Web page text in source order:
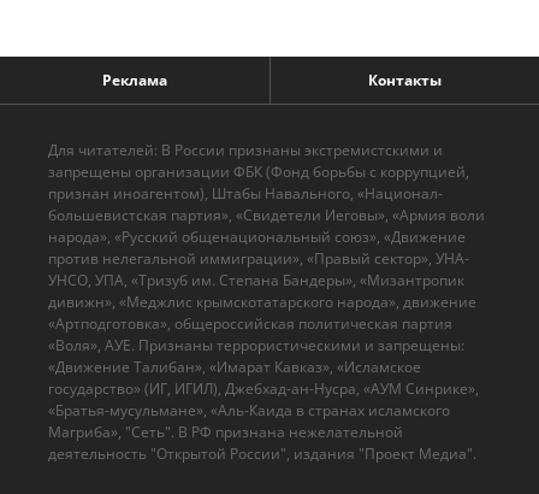
Реклама Контакты
Для читателей: В России признаны экстремистскими и
запрещены организации ФБК (Фонд борьбы с коррупцией,
признан иноагентом), Штабы Навального, «Национал-
большевистская партия», «Свидетели Иеговы», «Армия воли
народа», «Русский общенациональный союз», «Движение
против нелегальной иммиграции», «Правый сектор», УНА-
УНСО, УПА, «Тризуб им. Степана Бандеры», «Мизантропик
дивижн», «Меджлис крымскотатарского народа», движение
«Артподготовка», общероссийская политическая партия
«Воля», АУЕ. Признаны террористическими и запрещены:
«Движение Талибан», «Имарат Кавказ», «Исламское
государство» (ИГ, ИГИЛ), Джебхад-ан-Нусра, «АУМ Синрике»,
«Братья-мусульмане», «Аль-Каида в странах исламского
Магриба», "Сеть". В РФ признана нежелательной
деятельность "Открытой России", издания "Проект Медиа".